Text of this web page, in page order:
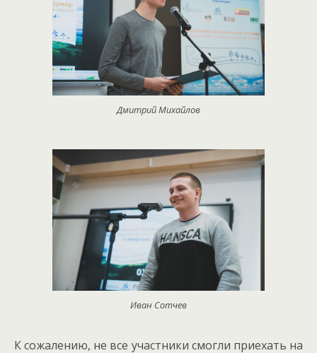
Дмитрий Михайлов
Иван Сотчев
К сожалению, не все участники смогли приехать на